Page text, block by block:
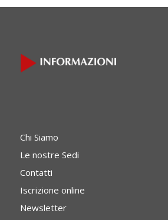
Chi Siamo
Le nostre Sedi
Contatti
Iscrizione online
Newsletter